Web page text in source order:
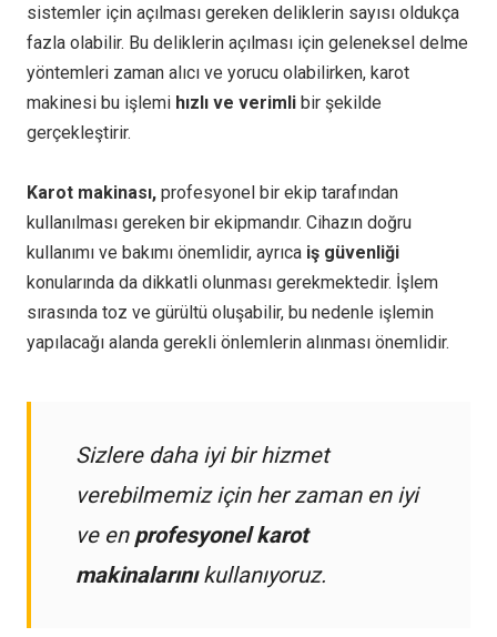
sistemler için açılması gereken deliklerin sayısı oldukça
fazla olabilir. Bu deliklerin açılması için geleneksel delme
yöntemleri zaman alıcı ve yorucu olabilirken, karot
makinesi bu işlemi hızlı ve verimli bir şekilde
gerçekleştirir.
Karot makinası, profesyonel bir ekip tarafından
kullanılması gereken bir ekipmandır. Cihazın doğru
kullanımı ve bakımı önemlidir, ayrıca iş güvenliği
konularında da dikkatli olunması gerekmektedir. İşlem
sırasında toz ve gürültü oluşabilir, bu nedenle işlemin
yapılacağı alanda gerekli önlemlerin alınması önemlidir.
Sizlere daha iyi bir hizmet
verebilmemiz için her zaman en iyi
ve en profesyonel karot
makinalarınıkullanıyoruz.